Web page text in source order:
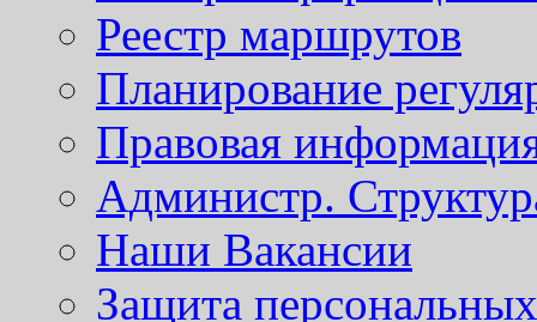
Реестр маршрутов
Планирование
Правовая
Администр.
Наши Вакансии
Защита